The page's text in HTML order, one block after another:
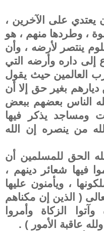
يعتدي على الآخرين ،
، وطردها منهم ، هو
ينتصر لأرضه ، وأن
إلى داره وأرضه التي
العالمين حيث يقول
بغير حق إلا أن
الناس بعضهم ببعض
ومساجد يذكر فيها
من ينصره إن الله
الحق للمسلمين أن
فيها شعائر دينهم ،
، ويأمنون عليها
( الذين إن مكناهم
الزكاة وأمروا
عاقبة الأمور ) .